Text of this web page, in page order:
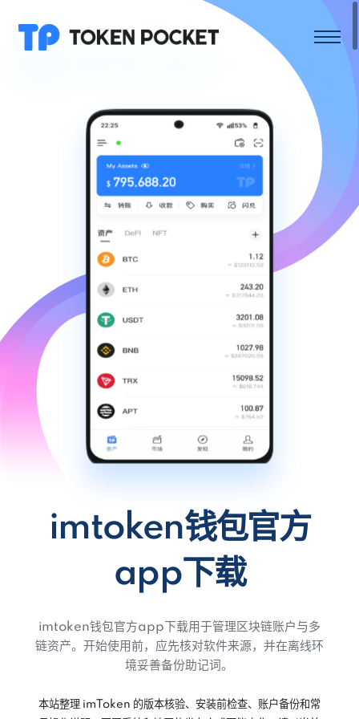
imtoken钱包官方
app下载
imtoken钱包官方app下载用于管理区块链账户与多
链资产。开始使用前，应先核对软件来源，并在离线环
境妥善备份助记词。
本站整理 imToken 的版本核验、安装前检查、账户备份和常